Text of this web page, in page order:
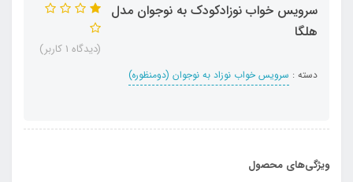
سرویس خواب نوزادکودک به نوجوان مدل
هلگا
دسته : سرویس خواب نوزاد به نوجوان (دومنظوره)
(دیدگاه 1 کاربر)
ویژگی‌های محصول